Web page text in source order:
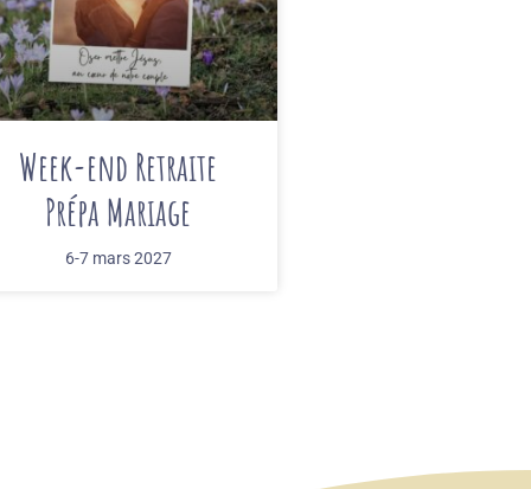
Week-end Retraite
Prépa Mariage
6-7 mars 2027